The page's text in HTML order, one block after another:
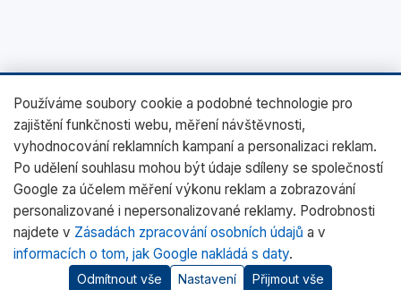
Používáme soubory cookie a podobné technologie pro
zajištění funkčnosti webu, měření návštěvnosti,
vyhodnocování reklamních kampaní a personalizaci reklam.
Po udělení souhlasu mohou být údaje sdíleny se společností
Google za účelem měření výkonu reklam a zobrazování
personalizované i nepersonalizované reklamy. Podrobnosti
najdete v Zásadách zpracování osobních údajů a v
informacích o tom, jak Google nakládá s daty.
Odmítnout vše Nastavení Přijmout vše